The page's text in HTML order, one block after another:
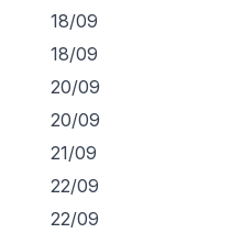
18/09
18/09
20/09
20/09
21/09
22/09
22/09